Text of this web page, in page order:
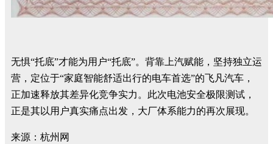
无惧“托底”才能为用户“托底”。背靠上汽赋能，坚持独立运
营，定位于“家庭智能舒适出行的电车首选”的飞凡汽车，
正加速释放其差异化竞争实力。此次电池安全极限测试，
正是其以用户真实痛点出发，大厂体系能力的再次展现。
来源：杭州网